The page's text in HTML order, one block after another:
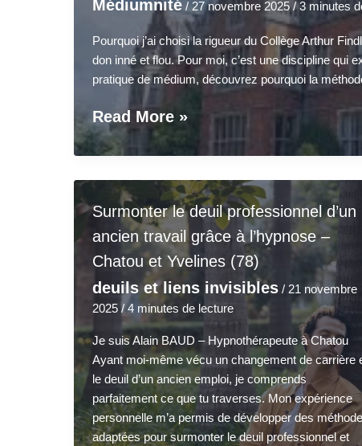
Médiumnité/ 27 novembre 2025/3 minutes
Pourquoi j’ai choisi la rigueur du Collège Arthur
don inné et flou. Pour moi, c’est une discipline qui
pratique de médium, découvrez pourquoi la
Pourquoi
j’ai
choisi
rigueur
du
Collège
Arthur
Findlay
(Mon
parcours)
Read More »
Surmonter le deuil professionnel d’un
ancien travail grâce à l’hypnose –
Chatou et Yvelines (78)
deuils et liens invisibles/ 21 novembre
2025 /4 minutes de lecture
Je suis Alain BAUD – Hypnothérapeute à Chatou
Ayant moi-même vécu un changement de carrière
le deuil d’un ancien emploi, je comprends
parfaitement ce que tu traverses. Mon expérience
personnelle m’a permis de développer des
adaptées pour surmonter le deuil professionnel et